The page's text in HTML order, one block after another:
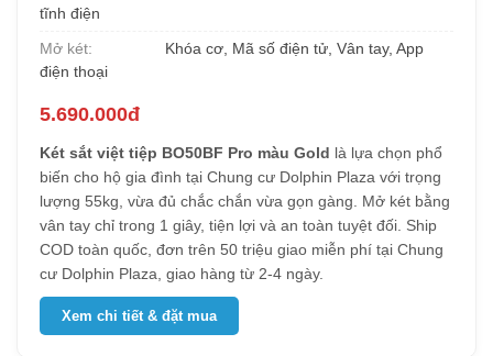
tĩnh điện
Mở két:
Khóa cơ, Mã số điện tử, Vân tay, App
điện thoại
5.690.000đ
Két sắt việt tiệp BO50BF Pro màu Gold là lựa chọn phổ
biến cho hộ gia đình tại Chung cư Dolphin Plaza với trọng
lượng 55kg, vừa đủ chắc chắn vừa gọn gàng. Mở két bằng
vân tay chỉ trong 1 giây, tiện lợi và an toàn tuyệt đối. Ship
COD toàn quốc, đơn trên 50 triệu giao miễn phí tại Chung
cư Dolphin Plaza, giao hàng từ 2-4 ngày.
Xem chi tiết & đặt mua